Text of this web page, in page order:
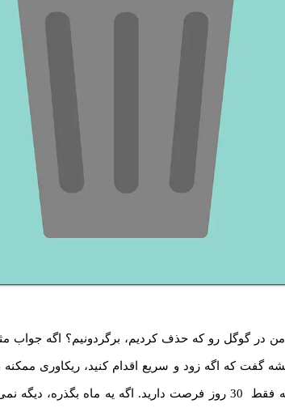
در گوگل رو که حذف کردیم، برگردونیم؟ اگه جواب
گفت که اگه زود و سریع اقدام کنید، ریکاوری
هست. نکته‌ی مهم اینه که فقط 30 روز فرصت دارید. اگه یه ماه